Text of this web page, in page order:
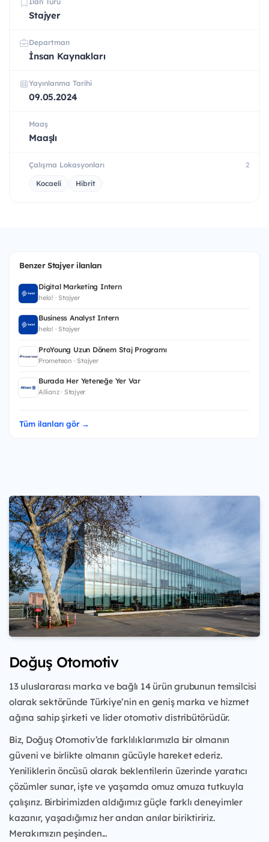
Stajyer
Departman
İnsan Kaynakları
Yayınlanma Tarihi
09.05.2024
Maaş
Maaşlı
Çalışma Lokasyonları 2
Kocaeli Hibrit
Benzer Stajyer ilanları
Digital Marketing Intern
helo! · Stajyer
Business Analyst Intern
helo! · Stajyer
ProYoung Uzun Dönem Staj Programı
Prometeon · Stajyer
Burada Her Yeteneğe Yer Var
Allianz · Stajyer
Tüm ilanları gör →
Doğuş Otomotiv
13 uluslararası marka ve bağlı 14 ürün grubunun temsilcisi
olarak sektöründe Türkiye’nin en geniş marka ve hizmet
ağına sahip şirketi ve lider otomotiv distribütörüdür.
Biz, Doğuş Otomotiv’de farklılıklarımızla bir olmanın
güveni ve birlikte olmanın gücüyle hareket ederiz.
Yeniliklerin öncüsü olarak beklentilerin üzerinde yaratıcı
çözümler sunar, işte ve yaşamda omuz omuza tutkuyla
çalışırız. Birbirimizden aldığımız güçle farklı deneyimler
kazanır, yaşadığımız her andan anılar biriktiririz.
Merakımızın peşinden...